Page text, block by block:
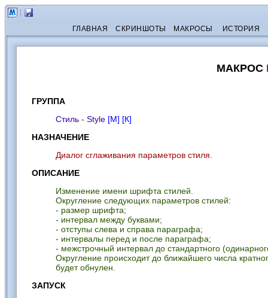
ГЛАВНАЯ СКРИНШОТЫ МАКРОСЫ ИСТОРИЯ
МАКРОС
ГРУППА
Стиль - Style [М] [К]
НАЗНАЧЕНИЕ
Диалог сглаживания параметров стиля.
ОПИСАНИЕ
Изменение имени шрифта стилей.
Округление следующих параметров стилей:
- размер шрифта;
- интервал между буквами;
- отступы слева и справа параграфа;
- интервалы перед и после параграфа;
- межстрочный интервал до стандартного
Округление происходит до ближайшего числа
будет обнулен.
ЗАПУСК